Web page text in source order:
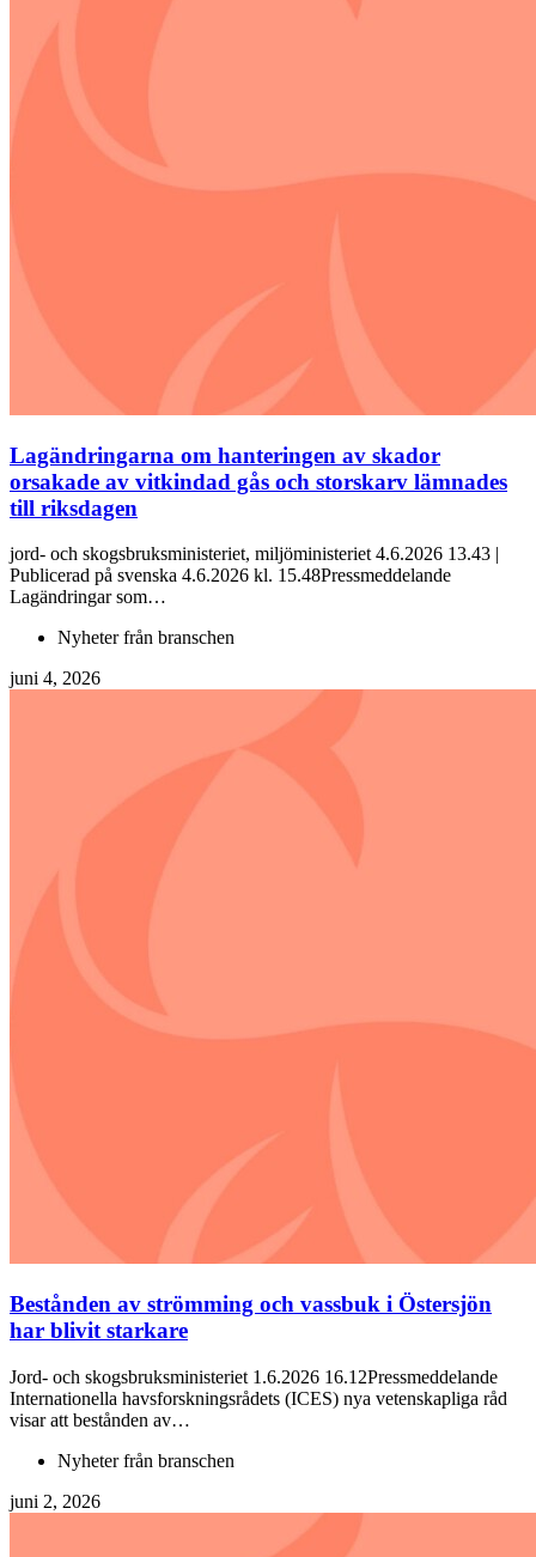
Lagändringarna om hanteringen av skador
orsakade av vitkindad gås och storskarv lämnades
till riksdagen
jord- och skogsbruksministeriet, miljöministeriet 4.6.2026 13.43 |
Publicerad på svenska 4.6.2026 kl. 15.48Pressmeddelande
Lagändringar som…
Nyheter från branschen
juni 4, 2026
Bestånden av strömming och vassbuk i Östersjön
har blivit starkare
Jord- och skogsbruksministeriet 1.6.2026 16.12Pressmeddelande
Internationella havsforskningsrådets (ICES) nya vetenskapliga råd
visar att bestånden av…
Nyheter från branschen
juni 2, 2026